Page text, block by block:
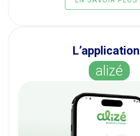
L’application
alizé